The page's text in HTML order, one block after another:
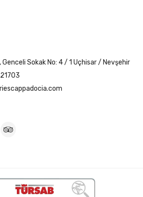
Genceli Sokak No: 4 / 1 Uçhisar / Nevşehir